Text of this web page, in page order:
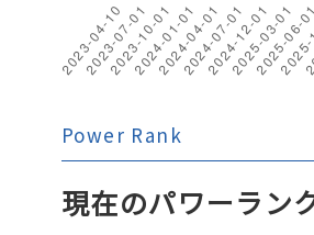
Power Rank
現在のパワーラン